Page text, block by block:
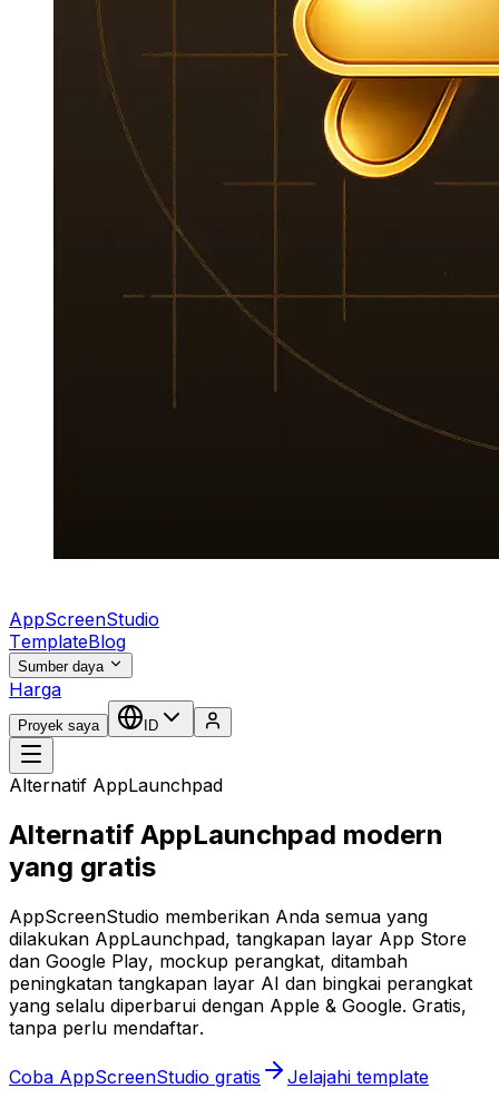
AppScreenStudio
TemplateBlog
Sumber daya
Harga
Proyek saya ID
Alternatif AppLaunchpad
Alternatif AppLaunchpad modern
yang gratis
AppScreenStudio memberikan Anda semua yang
dilakukan AppLaunchpad, tangkapan layar App Store
dan Google Play, mockup perangkat, ditambah
peningkatan tangkapan layar AI dan bingkai perangkat
yang selalu diperbarui dengan Apple & Google. Gratis,
tanpa perlu mendaftar.
Coba AppScreenStudio gratis Jelajahi template